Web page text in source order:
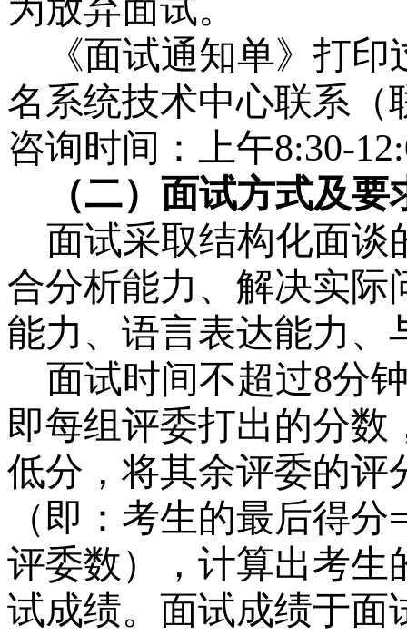
为放弃面试。
《面试通知单》打
名系统技术中心联系（
咨询时间：上午8:30-
（二）面试方式及要
面试采取结构化面谈
合分析能力、解决实际
能力、语言表达能力、
面试时间不超过8分
即每组评委打出的分数
低分，将其余评委的评
（即：考生的最后得
评委数），计算出考生
试成绩。面试成绩于面